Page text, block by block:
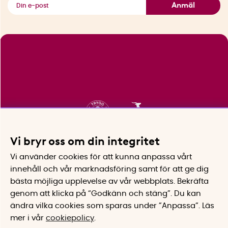
Anmäl
Vi bryr oss om din integritet
Vi använder cookies för att kunna anpassa vårt
innehåll och vår marknadsföring samt för att ge dig
bästa möjliga upplevelse av vår webbplats.
Bekräfta
genom att klicka på “Godkänn och stäng”. Du kan
ändra vilka cookies som sparas under ”Anpassa”.
Läs
mer i vår cookiepolicy